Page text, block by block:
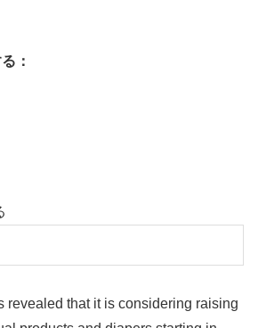
：
revealed that it is considering raising